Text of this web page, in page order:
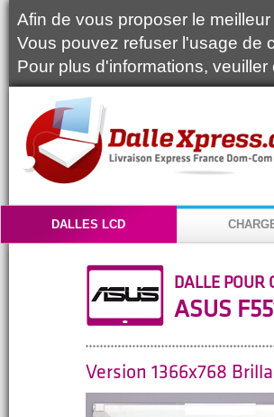
Afin de vous proposer le
Vous pouvez refuser l'usage de
Pour plus d'informations, veuiller
DALLES LCD
DALLE POUR
ASUS
Version 1366x768